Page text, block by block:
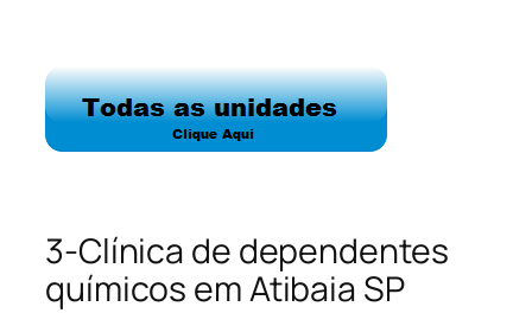
3-Clínica de dependentes
químicos em Atibaia SP